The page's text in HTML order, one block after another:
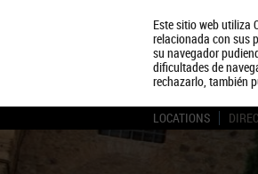
Este sitio web utiliza
relacionada con sus
su navegador
dificultades de
rechazarlo, también
LOCATIONS